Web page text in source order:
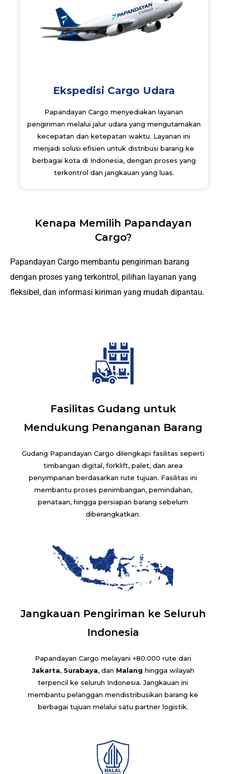
Ekspedisi Cargo Udara
Papandayan Cargo menyediakan layanan
pengiriman melalui jalur udara yang mengutamakan
kecepatan dan ketepatan waktu. Layanan ini
menjadi solusi efisien untuk distribusi barang ke
berbagai kota di Indonesia, dengan proses yang
terkontrol dan jangkauan yang luas.
Kenapa Memilih Papandayan
Cargo?
Papandayan Cargo membantu pengiriman barang
dengan proses yang terkontrol, pilihan layanan yang
fleksibel, dan informasi kiriman yang mudah dipantau.
Fasilitas Gudang untuk
Mendukung Penanganan Barang
Gudang Papandayan Cargo dilengkapi fasilitas seperti
timbangan digital, forklift, palet, dan area
penyimpanan berdasarkan rute tujuan. Fasilitas ini
membantu proses penimbangan, pemindahan,
penataan, hingga persiapan barang sebelum
diberangkatkan.
Jangkauan Pengiriman ke Seluruh
Indonesia
Papandayan Cargo melayani +80.000 rute dari
Jakarta, Surabaya, dan Malang hingga wilayah
terpencil ke seluruh Indonesia. Jangkauan ini
membantu pelanggan mendistribusikan barang ke
berbagai tujuan melalui satu partner logistik.